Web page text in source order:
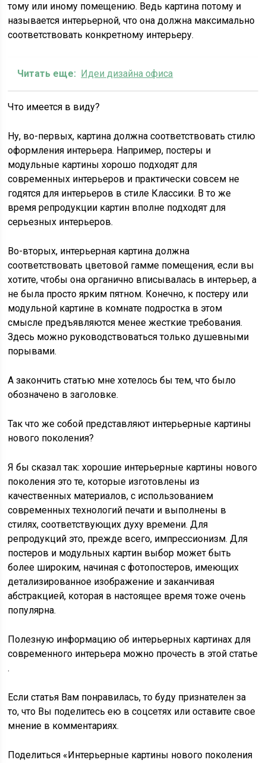
тому или иному помещению. Ведь картина потому и
называется интерьерной, что она должна максимально
соответствовать конкретному интерьеру.
Читать еще: Идеи дизайна офиса
Что имеется в виду?
Ну, во-первых, картина должна соответствовать стилю
оформления интерьера. Например, постеры и
модульные картины хорошо подходят для
современных интерьеров и практически совсем не
годятся для интерьеров в стиле Классики. В то же
время репродукции картин вполне подходят для
серьезных интерьеров.
Во-вторых, интерьерная картина должна
соответствовать цветовой гамме помещения, если вы
хотите, чтобы она органично вписывалась в интерьер, а
не была просто ярким пятном. Конечно, к постеру или
модульной картине в комнате подростка в этом
смысле предъявляются менее жесткие требования.
Здесь можно руководствоваться только душевными
порывами.
А закончить статью мне хотелось бы тем, что было
обозначено в заголовке.
Так что же собой представляют интерьерные картины
нового поколения?
Я бы сказал так: хорошие интерьерные картины нового
поколения это те, которые изготовлены из
качественных материалов, с использованием
современных технологий печати и выполнены в
стилях, соответствующих духу времени. Для
репродукций это, прежде всего, импрессионизм. Для
постеров и модульных картин выбор может быть
более широким, начиная с фотопостеров, имеющих
детализированное изображение и заканчивая
абстракцией, которая в настоящее время тоже очень
популярна.
Полезную информацию об интерьерных картинах для
современного интерьера можно прочесть в этой статье
.
Если статья Вам понравилась, то буду признателен за
то, что Вы поделитесь ею в соцсетях или оставите свое
мнение в комментариях.
Поделиться «Интерьерные картины нового поколения